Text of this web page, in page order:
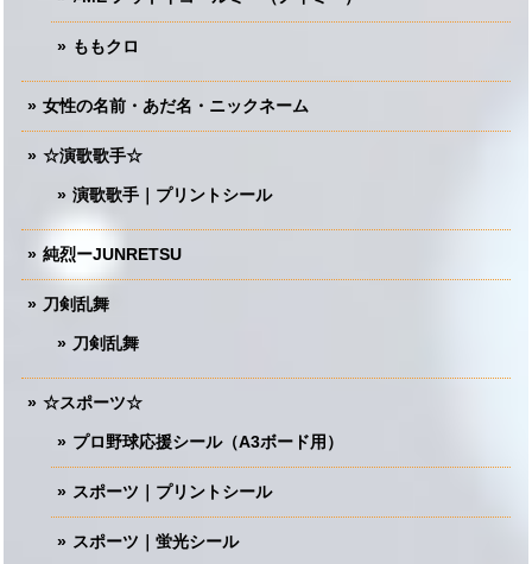
ももクロ
女性の名前・あだ名・ニックネーム
☆演歌歌手☆
演歌歌手｜プリントシール
純烈ーJUNRETSU
刀剣乱舞
刀剣乱舞
☆スポーツ☆
プロ野球応援シール（A3ボード用）
スポーツ｜プリントシール
スポーツ｜蛍光シール